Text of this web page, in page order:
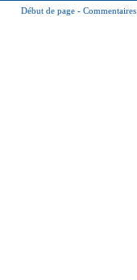
Début de page - Commentaires